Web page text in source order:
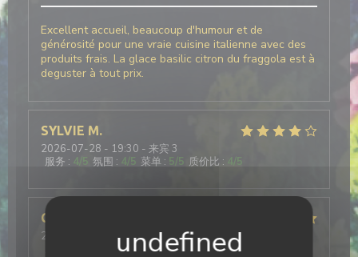
Excellent accueil, beaucoup d'humour et de
générosité pour une vraie cuisine italienne avec des
produits frais. La glace basilic citron du fraggola est à
deguster à tout prix.
SYLVIE M
2026-07-28 - 19:30 - 来宾 3
服务 : 4/5 氛围 : 4/5 菜单 : 5/5 质价比 : 4/5
Charlotte
2026-06-06
- 12:30 - 来宾 6
:5/5 菜单:5/5 质价比: 5/5